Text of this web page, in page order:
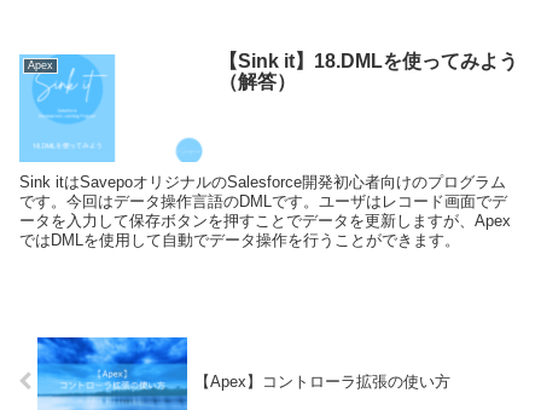
Apex
【Sink it】18.DMLを使ってみよう
（解答）
Sink itはSavepoオリジナルのSalesforce開発初心者向けのプログラム
です。今回はデータ操作言語のDMLです。ユーザはレコード画面でデ
ータを入力して保存ボタンを押すことでデータを更新しますが、Apex
ではDMLを使用して自動でデータ操作を行うことができます。
【Apex】コントローラ拡張の使い方